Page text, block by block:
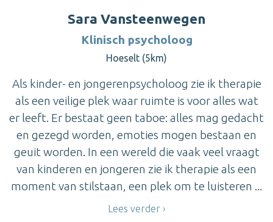
Sara Vansteenwegen
Klinisch psycholoog
Hoeselt (5km)
Als kinder- en jongerenpsycholoog zie ik therapie
als een veilige plek waar ruimte is voor alles wat
er leeft. Er bestaat geen taboe: alles mag gedacht
en gezegd worden, emoties mogen bestaan en
geuit worden. In een wereld die vaak veel vraagt
van kinderen en jongeren zie ik therapie als een
moment van stilstaan, een plek om te luisteren ...
Lees verder